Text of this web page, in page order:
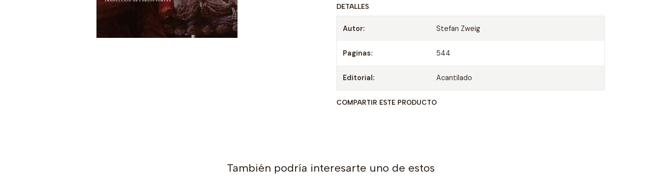
DETALLES
Autor: Stefan Zweig
Paginas: 544
Editorial: Acantilado
COMPARTIR ESTE PRODUCTO
También podría interesarte uno de estos